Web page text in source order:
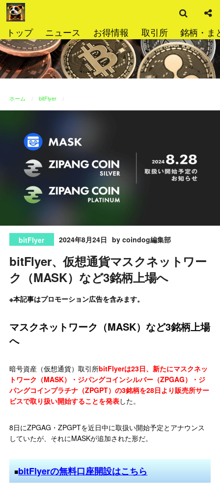
コ
ン
ン
ツ
へ
ス
プ
トップ ニュース お得情報 取引所 銘柄・ま
索
ホーム bitFlyer
bitFlyer 2024年8月24日 by coindog編集部
bitFlyer、仮想通貨マスクネットワー
ク（MASK）など3銘柄上場へ
※本記事はプロモーション広告を含みます。
マスクネットワーク（MASK）など3銘柄上場
へ
暗号資産（仮想通貨）取引所bitFlyerは23日、新たにマスクネッ
トワーク（MASK）・ジパングコインシルバー（ZPGAG）・ジ
パングコインプラチナ（ZPGPT）の3銘柄を28日より販売所サー
ビスで取り扱い開始することを発表した。
8日にZPGAG・ZPGPTを近日中に取扱い開始予定とアナウンス
していたが、それにMASKが追加された形だ。
■bitFlyerの無料口座開設はこちら